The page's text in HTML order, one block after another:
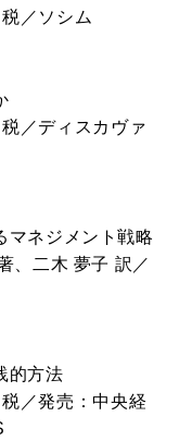
／ソシム
／ディスカヴァ
マネジメント戦略
、二木 夢子 訳／
的方法
／発売：中央経